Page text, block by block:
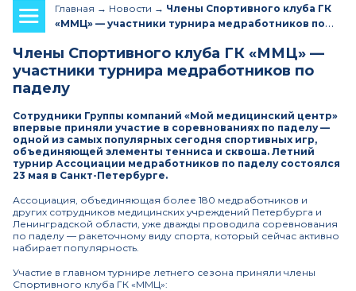
Главная Новости
Члены Спортивного клуба ГК
«ММЦ» — участники турнира медработников по
Члены Спортивного клуба ГК «ММЦ» —
участники турнира медработников по
паделу
Сотрудники Группы компаний «Мой медицинский центр»
впервые приняли участие в соревнованиях по паделу —
одной из самых популярных сегодня спортивных игр,
объединяющей элементы тенниса и сквоша. Летний
турнир Ассоциации медработников по паделу состоялся
23 мая в Санкт-Петербурге.
Ассоциация, объединяющая более 180 медработников и
других сотрудников медицинских учреждений Петербурга и
Ленинградской области, уже дважды проводила соревнования
по паделу — ракеточному виду спорта, который сейчас активно
набирает популярность.
Участие в главном турнире летнего сезона приняли члены
Спортивного клуба ГК «ММЦ»: